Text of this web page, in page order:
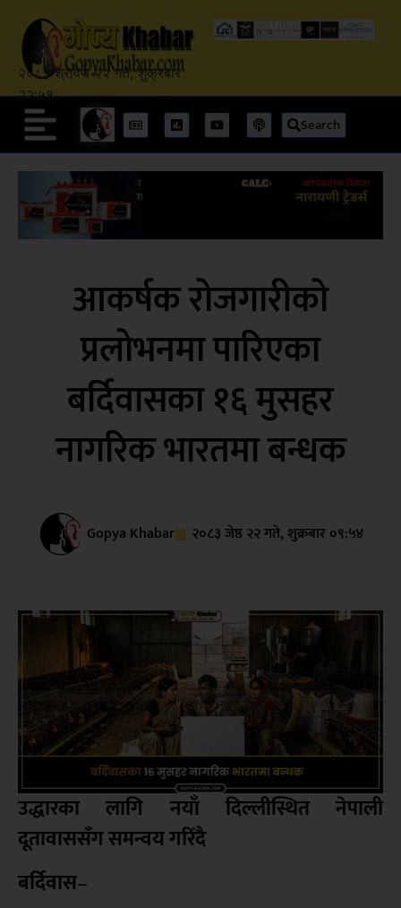
२०८३ श्रावण २२ गते, शुक्रबार
२२:५१
Search
आकर्षक रोजगारीको
प्रलोभनमा पारिएका
बर्दिवासका १६ मुसहर
नागरिक भारतमा बन्धक
Gopya Khabar २०८३ जेष्ठ २२ गते, शुक्रबार ०९:५४
उद्धारका लागि नयाँ दिल्लीस्थित नेपाली
दूतावाससँग समन्वय गरिँदै
बर्दिवास–